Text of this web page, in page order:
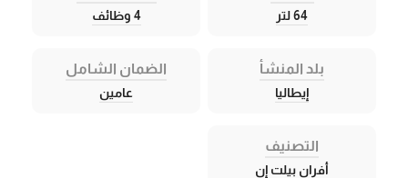
64 لتر 4 وظائف
بلد المنشأ
إيطاليا
الضمان الشامل
عامين
التصنيف
أفران بيلت إن